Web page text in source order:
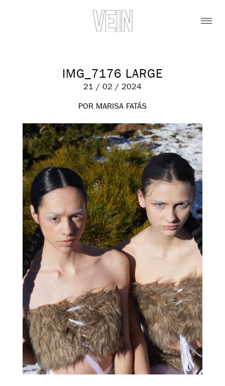
IMG_7176 LARGE
21 / 02 / 2024
POR MARISA FATÁS